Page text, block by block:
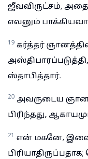
ஜீவவிருட்சம்,
எவனும்
19 கர்த்தர்
ஸ்தாபித்தார்.
20 அவருடைய
பிரிந்தது,
21 என் மகனே,